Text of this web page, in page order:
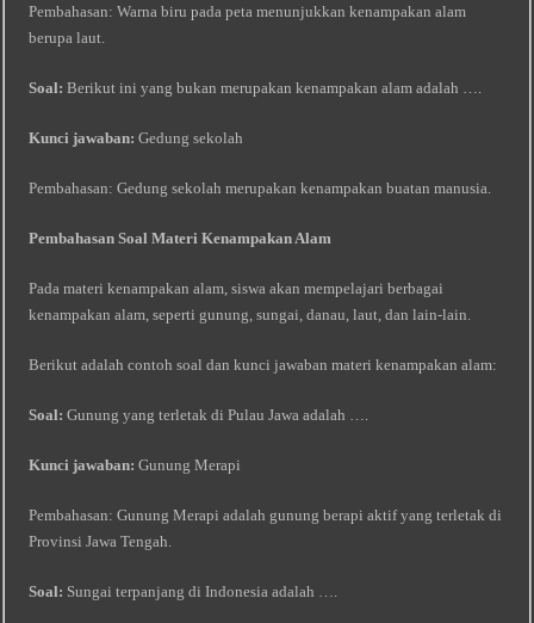
Pembahasan: Warna biru pada peta menunjukkan kenampakan alam
berupa laut.
Soal: Berikut ini yang bukan merupakan kenampakan alam adalah ….
Kunci jawaban: Gedung sekolah
Pembahasan: Gedung sekolah merupakan kenampakan buatan manusia.
Pembahasan Soal Materi Kenampakan Alam
Pada materi kenampakan alam, siswa akan mempelajari berbagai
kenampakan alam, seperti gunung, sungai, danau, laut, dan lain-lain.
Berikut adalah contoh soal dan kunci jawaban materi kenampakan alam:
Soal: Gunung yang terletak di Pulau Jawa adalah ….
Kunci jawaban: Gunung Merapi
Pembahasan: Gunung Merapi adalah gunung berapi aktif yang terletak di
Provinsi Jawa Tengah.
Soal: Sungai terpanjang di Indonesia adalah ….